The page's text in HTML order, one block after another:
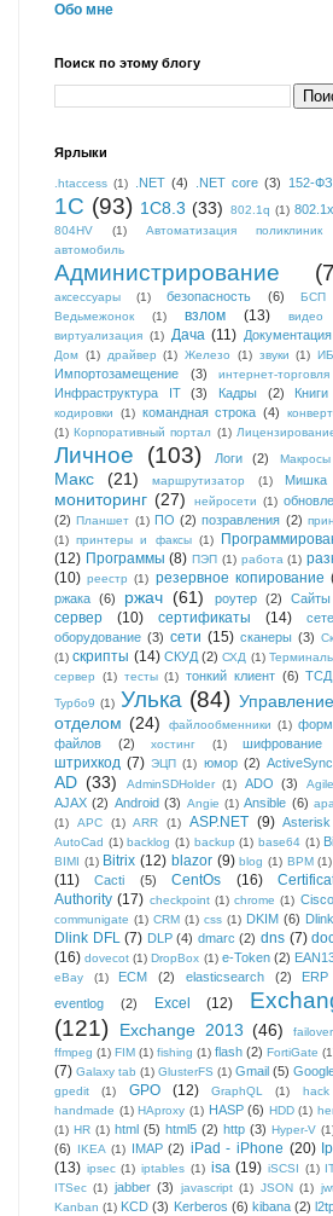
Обо мне
Поиск по этому блогу
Ярлыки
.htaccess (1) .NET (4) .NET core (3) 152-ФЗ
1С (93) 1C8.3 (33) 802.1q (1) 802.1x
804HV (1) Автоматизация поликлиник
автомобиль
Администрирование
аксессуары (1) безопасность (6) БСП
Ведьмежонок
(1) взлом (13) видео
виртуализация (1) Дача (11) Документация
Дом (1) драйвер (1) Железо (1) звуки (1) ИБ
Импортозамещение (3) интернет-торговля
Инфраструктура IT (3) Кадры (2) Книги
кодировки (1) командная строка (4)
(1) Корпоративный портал (1)
Личное (103) Логи (2) Макросы
Макс (21) маршрутизатор (1) Мишка
мониторинг (27) нейросети (1)
(2) Планшет (1) ПО (2) позравления (2)
(1) принтеры и факсы (1)
(12) Программы (8) ПЭП (1) работа (1)
(10) реестр (1) резервное копирование
ржака (6) ржач (61) роутер (2) Сайты
сервер (10) сертификаты (14)
оборудование (3) сети (15) сканеры (3)
(1) скрипты (14) СКУД (2) СХД (1)
сервер
(1) тесты (1) тонкий клиент (6) ТСД
Турбо9 (1) Улька (84)
отделом (24) файлообменники (1)
файлов
(2) хостинг (1) шифрование
штрихкод (7) ЭЦП (1) юмор (2) ActiveSync
AD (33) AdminSDHolder (1) ADO (3) Agile
AJAX (2) Android (3) Angie (1) Ansible (6)
(1)
APC (1) ARR (1) ASP.NET (9) Asterisk
AutoCad (1) backlog (1) backup (1) base64 (1) Bi
BIMI (1) Bitrix (12) blazor (9) blog (1) BPM (1)
(11)
Cacti (5) CentOs (16)
Authority (17) checkpoint (1) chrome (1) Cisco
communigate (1) CRM (1) css (1) DKIM (6) Dlink
Dlink DFL (7) DLP (4) dmarc (2) dns (7)
(16) dovecot (1) DropBox (1) e-Token (2)
eBay (1) ECM (2) elasticsearch (2) ERP
eventlog
(2) Excel (12)
(121)
Exchange 2013 (46) failover
ffmpeg (1) FIM (1) fishing (1) flash (2) FortiGate
(7) Galaxy tab (1) GlusterFS (1) Gmail (5)
gpedit (1) GPO (12) GraphQL (1) hack
handmade (1) HAproxy (1) HASP (6) HDD (1)
(1) HR (1) html (5) html5 (2) http (3) Hyper-V
(6)
IKEA (1) IMAP (2) iPad - iPhone (20)
(13) ipsec (1) iptables (1) isa (19) iSCSI (1)
ITSec (1) jabber (3) javascript (1) JSON (1)
Kanban (1) KCD (3) Kerberos (6) kibana (2)